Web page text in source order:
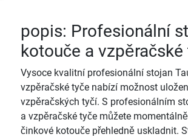
popis: Profesionální
kotouče a vzpěračské
Vysoce kvalitní profesionální stojan
vzpěračské tyče nabízí možnost
vzpěračských tyčí. S profesionálním
a vzpěračské tyče můžete
činkové kotouče přehledně uskladnit.